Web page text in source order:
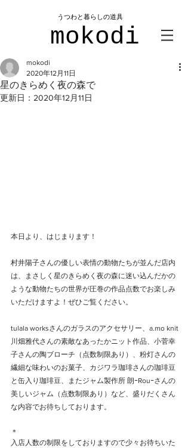
mokodi
​うつわと暮らしの道具
星のきらめく夜の森で
mokodi
2020年12月11日
更新日： 2020年12月11日
本日より、はじまります！
村井陽子さんの優しい表情の動物たちが並んだ店内
は、まさしく星のきらめく夜の森に迷い込んだかの
ような動物たちの世界が圧巻の作品点数でお楽しみ
いただけますよ！ぜひご覧ください。
tulala worksさんのガラスのアクセサリー、a.mo knit
川畑雅代さんの素敵なあったかニット作品、小菅幸
子さんの陶ブローチ（点数制限あり）、粉灯さんの
繊細な味わいのお菓子、カジワラ珈琲さんの珈琲豆
と缶入り珈琲豆、またジャム製作所 朗ｰRouｰさんの
美しいジャム（点数制限あり）など、盛りだくさん
な内容でお待ちしております。
＊
入店人数の制限をしておりますので少々お待ちいた